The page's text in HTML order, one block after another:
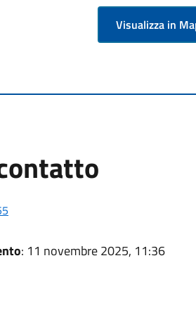
Visualizza in
: 11 novembre 2025, 11:36